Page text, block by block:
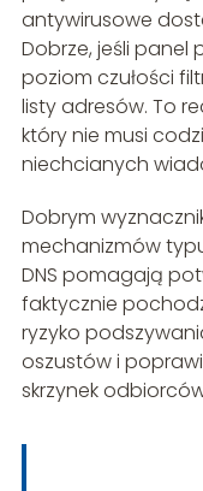
antywirusowe
Dobrze, jeśli
poziom czułości
listy adresów. To
który nie musi
niechcianych
Dobrym
mechanizmów
DNS pomagają
faktycznie
ryzyko
oszustów i
skrzynek